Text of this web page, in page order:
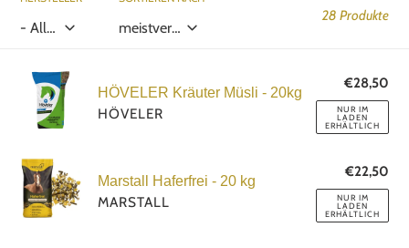
28 Produkte
HÖVELER
Kräuter
Müsli
20kg
HÖVELER Kräuter Müsli - 20kg
HÖVELER
€28,50
NUR IM
LADEN
ERHÄLTLICH
Marstall
Haferfrei
-
Marstall Haferfrei - 20 kg
MARSTALL
€22,50
NUR IM
LADEN
ERHÄLTLICH